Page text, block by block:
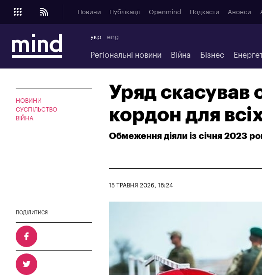
Новини Публікації Openmind Подкасти Анонси
укр eng
Регіональні новини Війна Бізнес
НОВИНИ
СУСПІЛЬСТВО
ВІЙНА
Уряд скасував
кордон для
Обмеження діяли із січня 2023
15 ТРАВНЯ 2026, 18:24
ПОДІЛИТИСЯ